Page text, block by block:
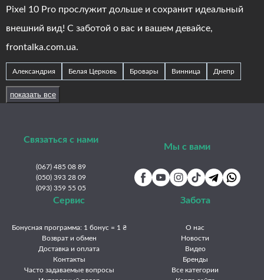
Pixel 10 Pro прослужит дольше и сохранит идеальный
внешний вид! С заботой о вас и вашем девайсе,
frontalka.com.ua.
Александрия Белая Церковь Бровары Винница Днепр
Житомир Запорожье
Мукачево Николаев Одесса
Харьков Херсон Хмельницкий Черкассы
показать все
Связаться с нами
(067) 485 08 89
(050) 393 28 09
(093) 359 55 05
Мы с вами
Сервис
Бонусная программа: 1 бонус = 1 ₴
Возврат и обмен
Доставка и оплата
Контакты
Часто задаваемые вопросы
Забота
О нас
Новости
Видео
Бренды
Все категории